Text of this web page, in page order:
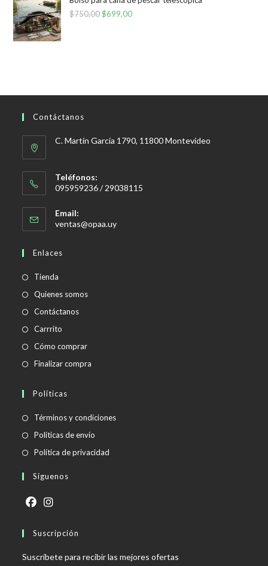
$750,00El
$699,00El
Contáctanos
C. Martín García 1790, 11800 Montevideo
Teléfonos:
095959236 / 29038115
Email:
ventas@opaa.uySe
Enlaces
Tienda
Quienes somos
Contáctanos
Carrrito
Cómo comprar
Finalizar compra
Políticas
Términos y condicionesSe
Políticas de envío
abre
Política de privacidad
Síguenos
abre
una
abre
una
Suscripción
Suscríbete para recibir las mejores ofertas